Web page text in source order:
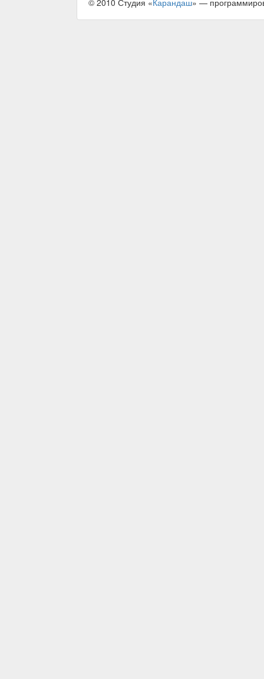
© 2010 Студия «Карандаш» —